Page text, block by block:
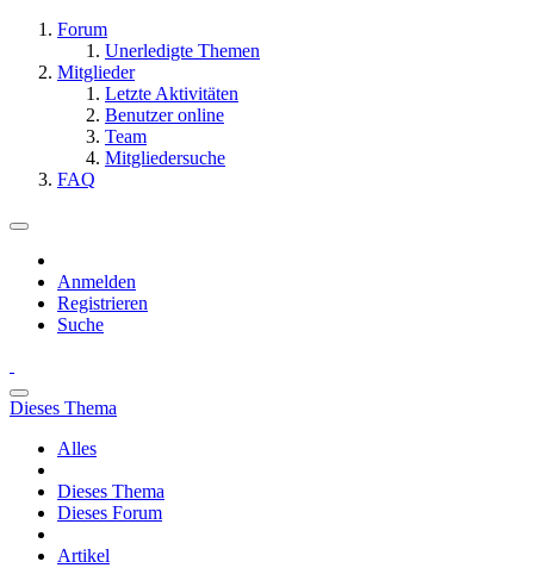
Forum
Unerledigte Themen
Mitglieder
Letzte Aktivitäten
Benutzer online
Team
Mitgliedersuche
FAQ
Anmelden
Registrieren
Suche
Dieses Thema
Alles
Dieses Thema
Dieses Forum
Artikel